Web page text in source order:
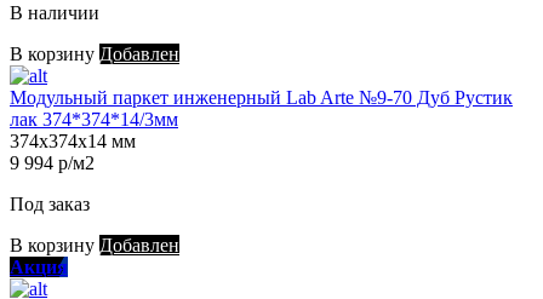
В наличии
В корзину Добавлен
Модульный паркет инженерный Lab Arte №9-70 Дуб Рустик
лак 374*374*14/3мм
374х374х14 мм
9 994 р/м2
Под заказ
В корзину Добавлен
Акция